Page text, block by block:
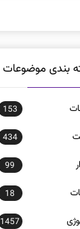
بندی موضوعات
153
434
99
18
1457